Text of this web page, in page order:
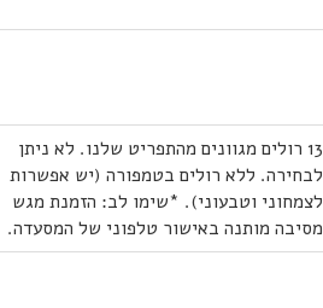
13 רולים מגוונים מהתפריט שלנו. לא ניתן
לבחירה. ללא רולים בטמפורה (יש אפשרות
לצמחוני וטבעוני). *שימו לב: הזמנת מגש
מסיבה מותנה באישור טלפוני של המסעדה.